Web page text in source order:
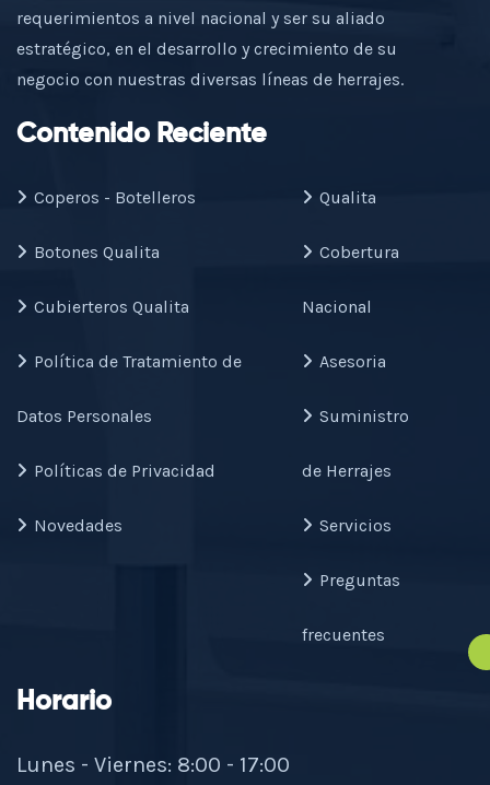
requerimientos a nivel nacional y ser su aliado
estratégico, en el desarrollo y crecimiento de su
negocio con nuestras diversas líneas de herrajes.
Contenido Reciente
Coperos - Botelleros
Botones Qualita
Cubierteros Qualita
Política de Tratamiento de
Datos Personales
Políticas de Privacidad
Novedades
Qualita
Cobertura
Nacional
Asesoria
Suministro
de Herrajes
Servicios
Preguntas
frecuentes
Horario
Lunes - Viernes: 8:00 - 17:00